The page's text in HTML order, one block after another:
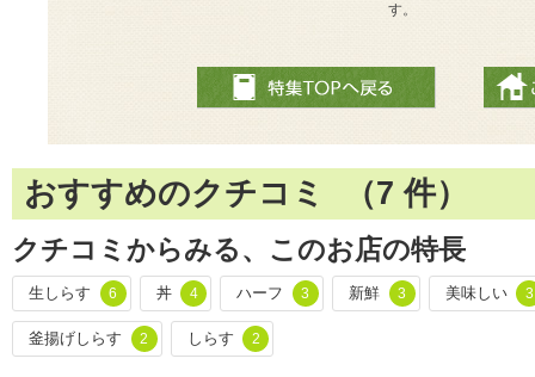
す。
おすすめのクチコミ （7 件）
クチコミからみる、このお店の特長
生しらす 6 丼 4 ハーフ 3 新鮮 3 美味しい 3
釜揚げしらす 2 しらす 2